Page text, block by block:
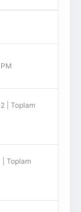
| Toplam
| Toplam